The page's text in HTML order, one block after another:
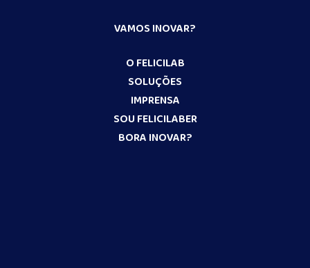
VAMOS INOVAR?
O FELICILAB
SOLUÇÕES
IMPRENSA
SOU FELICILABER
BORA INOVAR?